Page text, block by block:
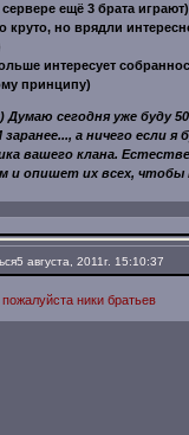
сервере ещё 3 брата
круто, но врядли
интересует
принципу)
Думаю сегодня уже буду
заранее..., а ничего если
вашего клана.
и опишет их всех, чтобы
5 августа, 2011г. 15:10:37
ники братьев